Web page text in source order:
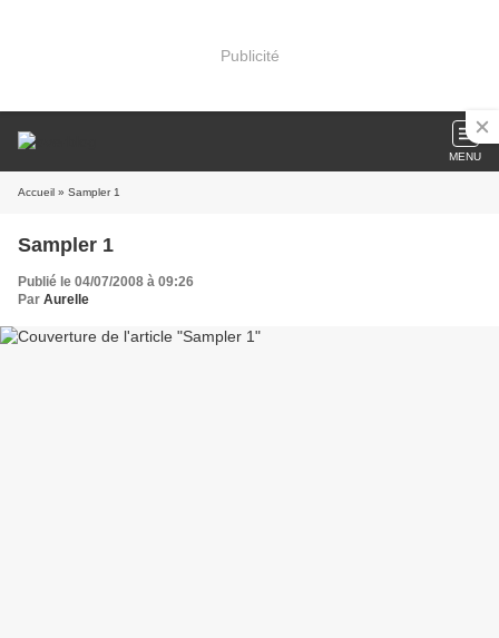
Publicité
MENU
Accueil » Sampler 1
Sampler 1
Publié le 04/07/2008 à 09:26
Par Aurelle